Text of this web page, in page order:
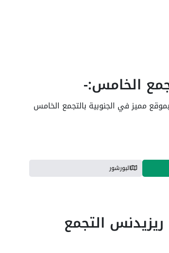
الخامس:-
مميز في الجنوبية بالتجمع الخامس
البورشور
التجمع